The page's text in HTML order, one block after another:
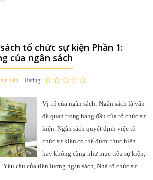
tổ chức sự kiện Phần 1:
của ngân sách
kiện Rating:
Vị trí của ngân sách: Ngân sách là vấn
đề quan trọng hàng đầu của tổ chức sự
kiện. Ngân sách quyết định việc tổ
chức sự kiện có thể được thực hiện
hay không cũng như mục tiêu sự kiện,
Yêu cầu của tiên lượng ngân sách, Nhà tổ chức sự